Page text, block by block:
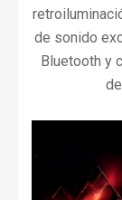
de sonido
Bluetooth y